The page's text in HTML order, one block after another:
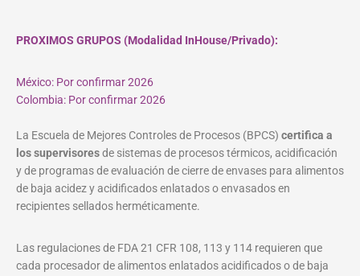
PROXIMOS GRUPOS (Modalidad InHouse/Privado):
México: Por confirmar 2026
Colombia: Por confirmar 2026
La Escuela de Mejores Controles de Procesos (BPCS) certifica a
los supervisoresde sistemas de procesos térmicos, acidificación
y de programas de evaluación de cierre de envases para alimentos
de baja acidez y acidificados enlatados o envasados en
recipientes sellados herméticamente.
Las regulaciones de FDA 21 CFR 108, 113 y 114 requieren que
cada procesador de alimentos enlatados acidificados o de baja